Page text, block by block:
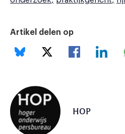
Artikel delen op
HOP